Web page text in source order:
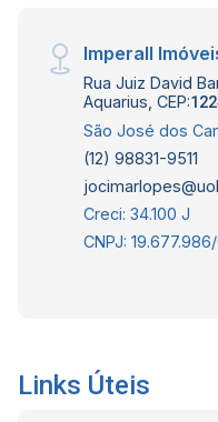
Imperall
Rua Juiz David
Aquarius, CEP:
São José dos
(12) 98831-9511
Creci: 34.100 J
CNPJ:
Links Úteis